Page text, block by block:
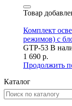
Товар
Комплект
режимов) с
GTP-53 В
1 690 р.
Продолжить
Каталог